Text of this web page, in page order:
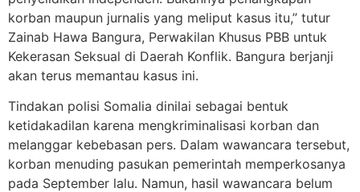
korban maupun jurnalis yang meliput kasus itu,” tutur
Zainab Hawa Bangura, Perwakilan Khusus PBB untuk
Kekerasan Seksual di Daerah Konflik. Bangura berjanji
akan terus memantau kasus ini.
Tindakan polisi Somalia dinilai sebagai bentuk
ketidakadilan karena mengkriminalisasi korban dan
melanggar kebebasan pers. Dalam wawancara tersebut,
korban menuding pasukan pemerintah memperkosanya
pada September lalu. Namun, hasil wawancara belum